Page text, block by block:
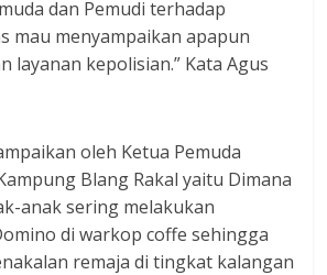
dan Pemudi terhadap
mau menyampaikan apapun
layanan kepolisian.” Kata Agus
oleh Ketua Pemuda
Blang Rakal yaitu Dimana
anak sering melakukan
di warkop coffe sehingga
remaja di tingkat kalangan